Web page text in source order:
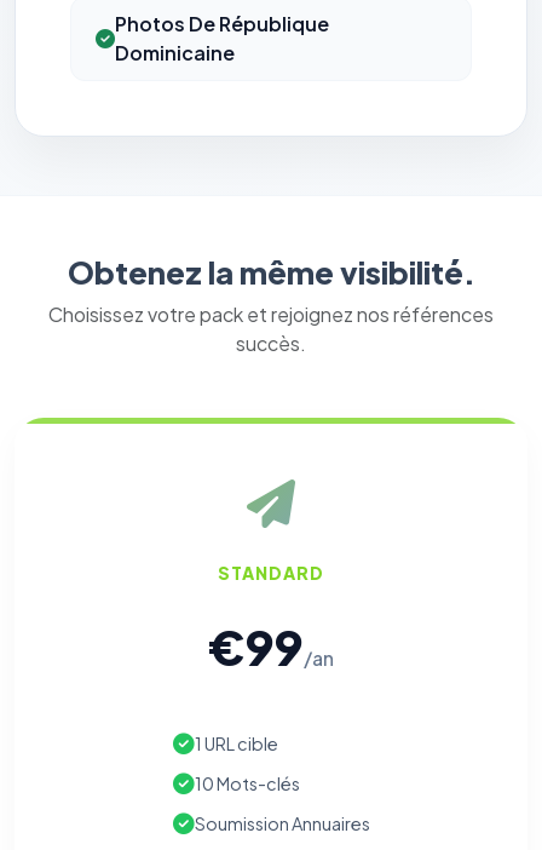
Photos De République
Dominicaine
Obtenez la même visibilité.
Choisissez votre pack et rejoignez nos références
succès.
STANDARD
€99/an
1 URL cible
10 Mots-clés
Soumission Annuaires